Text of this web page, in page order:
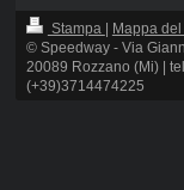
Stampa | Mappa del
© Speedway - Via
20089 Rozzano (Mi) | tel.
(+39)3714474225